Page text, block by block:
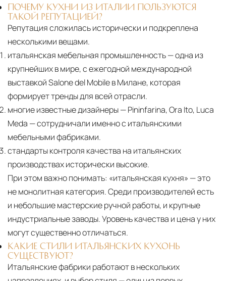
ПОЧЕМУ КУХНИ ИЗ ИТАЛИИ ПОЛЬЗУЮТСЯ
ТАКОЙ РЕПУТАЦИЕЙ?
Репутация сложилась исторически и подкреплена
несколькими вещами.
итальянская мебельная промышленность — одна из
крупнейших в мире, с ежегодной международной
выставкой Salone del Mobile в Милане, которая
формирует тренды для всей отрасли.
многие известные дизайнеры — Pininfarina, Ora Ito, Luca
Meda — сотрудничали именно с итальянскими
мебельными фабриками.
стандарты контроля качества на итальянских
производствах исторически высокие.
При этом важно понимать: «итальянская кухня» — это
не монолитная категория. Среди производителей есть
и небольшие мастерские ручной работы, и крупные
индустриальные заводы. Уровень качества и цена у них
могут существенно отличаться.
КАКИЕ СТИЛИ ИТАЛЬЯНСКИХ КУХОНЬ
СУЩЕСТВУЮТ?
Итальянские фабрики работают в нескольких